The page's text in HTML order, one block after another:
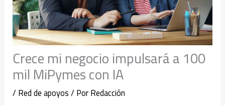
Crece mi negocio impulsará a 100
mil MiPymes con IA
/Red de apoyos/ PorRedacción